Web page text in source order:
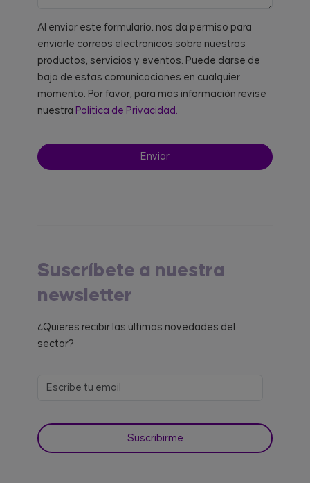
Al enviar este formulario, nos da permiso para
enviarle correos electrónicos sobre nuestros
productos, servicios y eventos. Puede darse de
baja de estas comunicaciones en cualquier
momento. Por favor, para más información revise
nuestra Política de Privacidad.
Suscríbete a nuestra
newsletter
¿Quieres recibir las últimas novedades del
sector?